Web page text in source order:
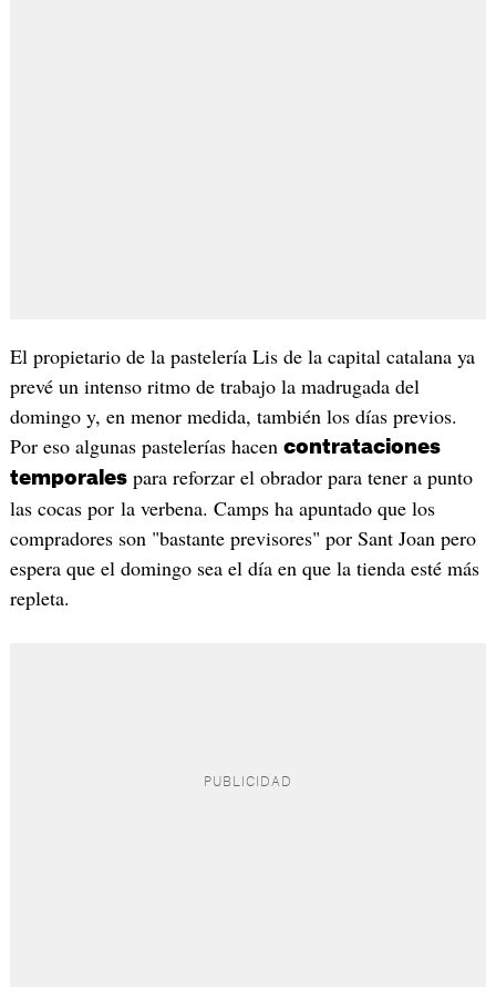
El propietario de la pastelería Lis de la capital catalana ya
prevé un intenso ritmo de trabajo la madrugada del
domingo y, en menor medida, también los días previos.
Por eso algunas pastelerías hacen contrataciones
temporalespara reforzar el obrador para tener a punto
las cocas por la verbena. Camps ha apuntado que los
compradores son "bastante previsores" por Sant Joan pero
espera que el domingo sea el día en que la tienda esté más
repleta.